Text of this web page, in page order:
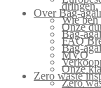
dringen.
Over Bag-
Wie ben
Onze
Bag-
FAQ
Bag-
MVO
Onze
Zero waste
Zero